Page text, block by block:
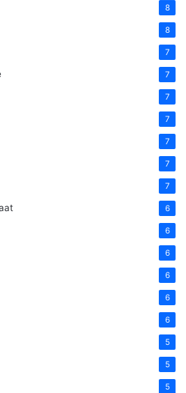
8
8
7
7
7
7
7
7
7
6
6
6
6
6
6
5
5
5